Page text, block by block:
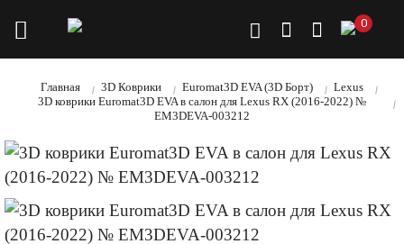
0
Главная 3D Коврики Euromat3D EVA (3D Борт)
Lexus
3D коврики Euromat3D EVA в салон для Lexus RX (2016-2022) №
EM3DEVA-003212